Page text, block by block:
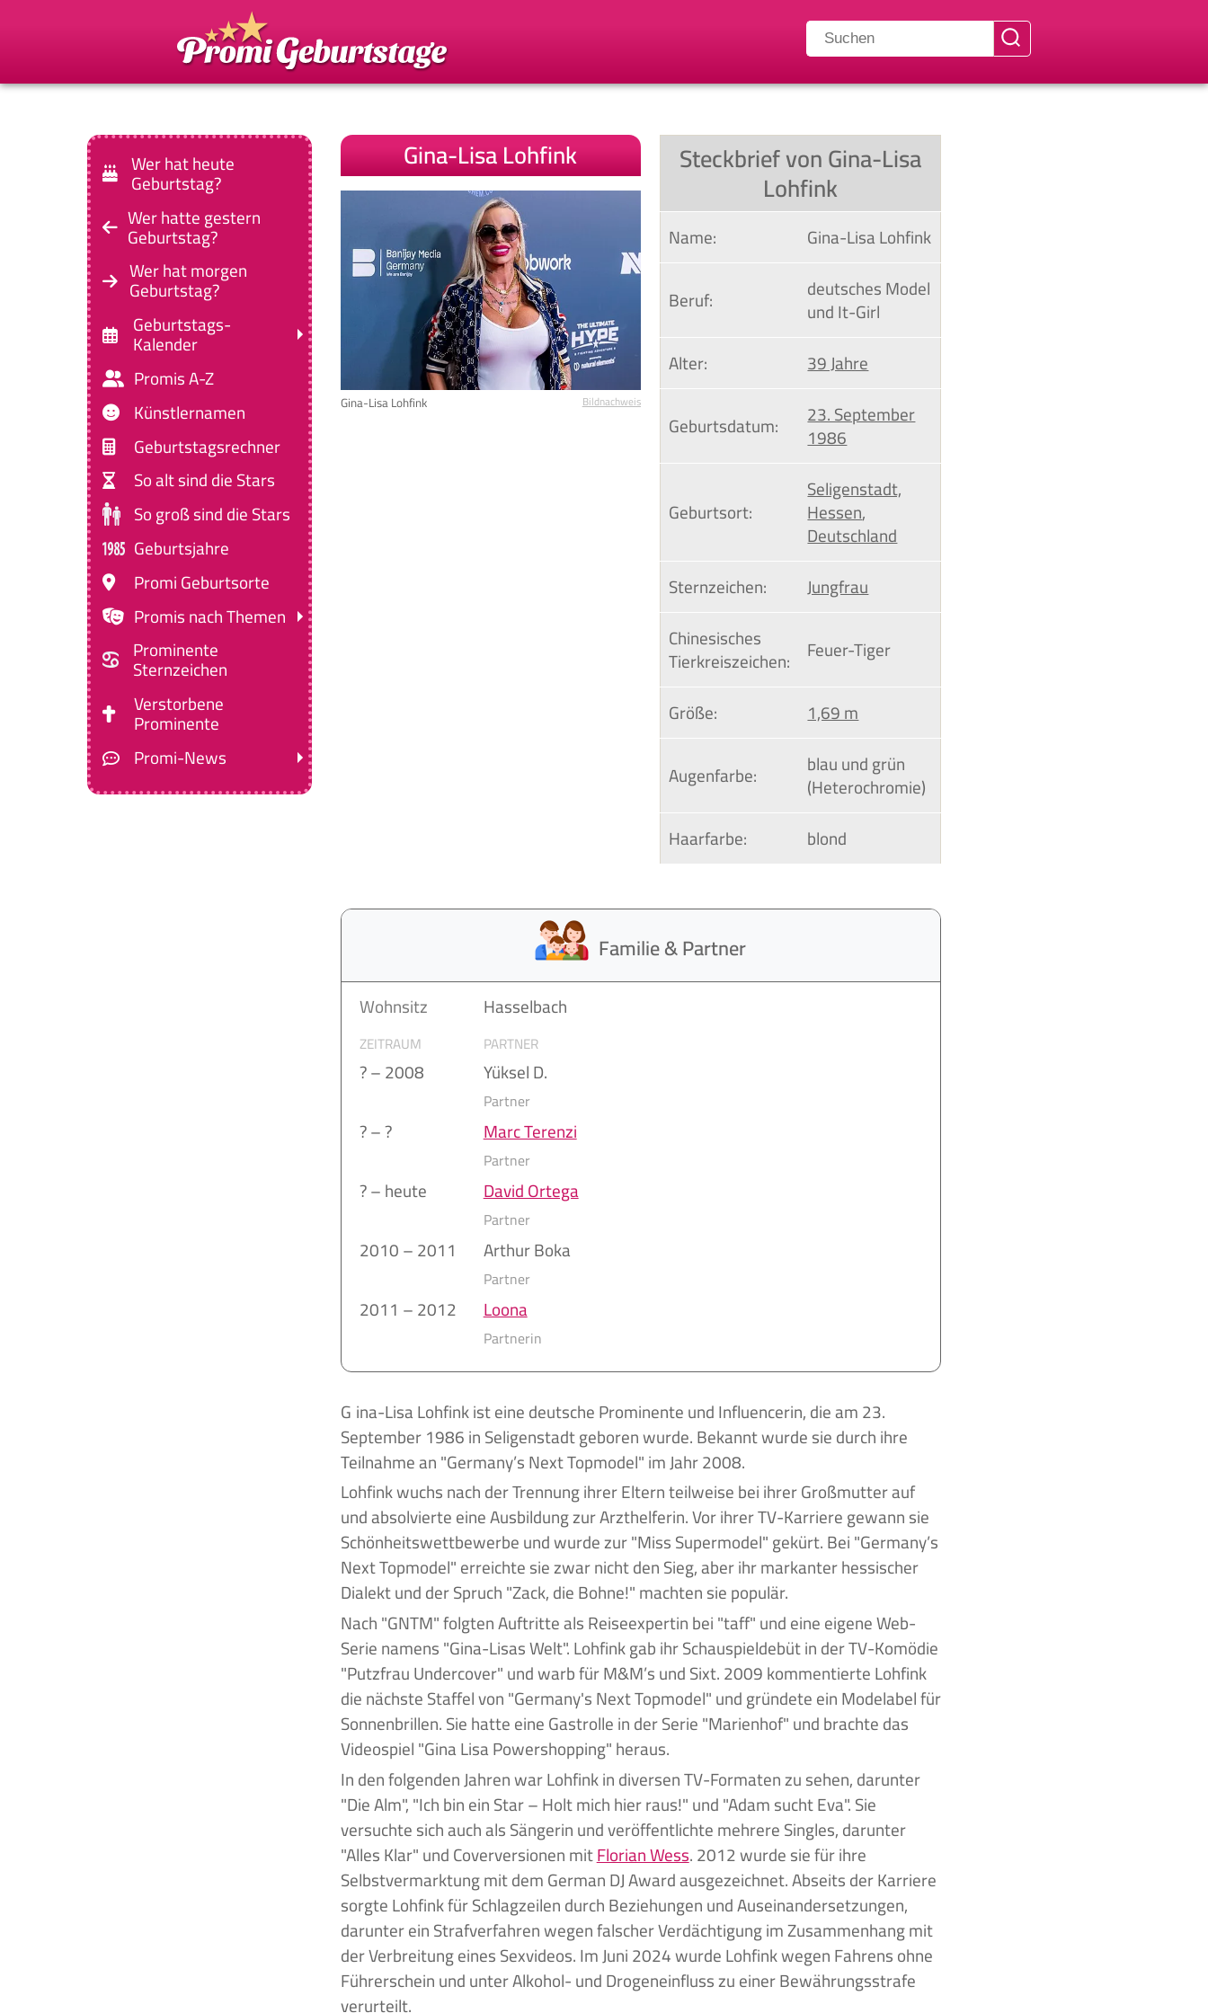
Wer hat heute
Geburtstag?
Wer hatte gestern
Geburtstag?
Wer hat morgen
Geburtstag?
Geburtstags-
Kalender
Promis A-Z
Künstlernamen
Geburtstagsrechner
So alt sind die Stars
So groß sind die Stars
Geburtsjahre
Promi Geburtsorte
Promis nach Themen
Prominente
Sternzeichen
Verstorbene
Prominente
Promi-News
Gina-Lisa Lohfink
Gina-Lisa Lohfink Bildnachweis
Steckbrief von Gina-Lisa
Lohfink
Name:
Gina-Lisa Lohfink
Beruf:
deutsches Model
und It-Girl
Alter:
39 Jahre
Geburtsdatum:
23. September
1986
Geburtsort:
Seligenstadt,
Hessen,
Deutschland
Sternzeichen:
Jungfrau
Chinesisches
Tierkreiszeichen: Feuer-Tiger
Größe:
1,69 m
Augenfarbe:
blau und grün
(Heterochromie)
Haarfarbe:
blond
Familie & Partner
Wohnsitz Hasselbach
ZEITRAUM PARTNER
? – 2008 Yüksel D.
Partner
? – ? Marc Terenzi
Partner
? – heute David Ortega
Partner
2010 – 2011 Arthur Boka
Partner
2011 – 2012 Loona
Partnerin
Gina-Lisa Lohfink ist eine deutsche Prominente und Influencerin, die am 23.
September 1986 in Seligenstadt geboren wurde. Bekannt wurde sie durch ihre
Teilnahme an "Germany’s Next Topmodel" im Jahr 2008.
Lohfink wuchs nach der Trennung ihrer Eltern teilweise bei ihrer Großmutter auf
und absolvierte eine Ausbildung zur Arzthelferin. Vor ihrer TV-Karriere gewann sie
Schönheitswettbewerbe und wurde zur "Miss Supermodel" gekürt. Bei "Germany’s
Next Topmodel" erreichte sie zwar nicht den Sieg, aber ihr markanter hessischer
Dialekt und der Spruch "Zack, die Bohne!" machten sie populär.
Nach "GNTM" folgten Auftritte als Reiseexpertin bei "taff" und eine eigene Web-
Serie namens "Gina-Lisas Welt". Lohfink gab ihr Schauspieldebüt in der TV-Komödie
"Putzfrau Undercover" und warb für M&M’s und Sixt. 2009 kommentierte Lohfink
die nächste Staffel von "Germany's Next Topmodel" und gründete ein Modelabel für
Sonnenbrillen. Sie hatte eine Gastrolle in der Serie "Marienhof" und brachte das
Videospiel "Gina Lisa Powershopping" heraus.
In den folgenden Jahren war Lohfink in diversen TV-Formaten zu sehen, darunter
"Die Alm", "Ich bin ein Star – Holt mich hier raus!" und "Adam sucht Eva". Sie
versuchte sich auch als Sängerin und veröffentlichte mehrere Singles, darunter
"Alles Klar" und Coverversionen mitFlorian Wess. 2012 wurde sie für ihre
Selbstvermarktung mit dem German DJ Award ausgezeichnet. Abseits der Karriere
sorgte Lohfink für Schlagzeilen durch Beziehungen und Auseinandersetzungen,
darunter ein Strafverfahren wegen falscher Verdächtigung im Zusammenhang mit
der Verbreitung eines Sexvideos. Im Juni 2024 wurde Lohfink wegen Fahrens ohne
Führerschein und unter Alkohol- und Drogeneinfluss zu einer Bewährungsstrafe
verurteilt.